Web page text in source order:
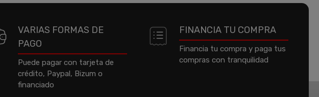
VARIAS FORMAS DE
PAGO
Puede pagar con tarjeta de
crédito, Paypal, Bizum o
financiado
FINANCIA TU COMPRA
Financia tu compra y paga tus
compras con tranquilidad